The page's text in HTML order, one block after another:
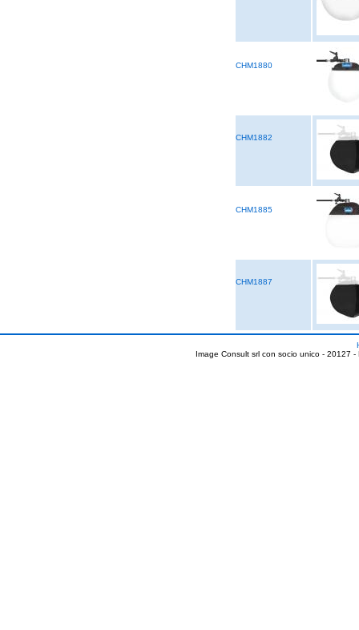
CHM1880
CHM1882
CHM1885
CHM1887
Image Consult srl con socio unico - 20127